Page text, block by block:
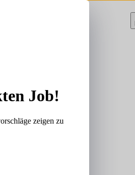
Job!
zeigen zu